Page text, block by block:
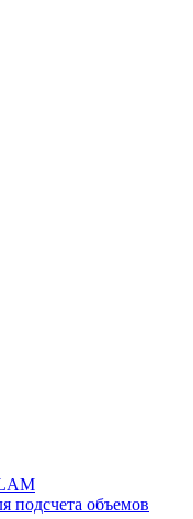
подсчета объемов